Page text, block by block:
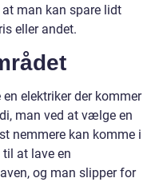
man kan spare lidt
eller andet.
elektriker der kommer
man ved at vælge en
nemmere kan komme i
at lave en
og man slipper for